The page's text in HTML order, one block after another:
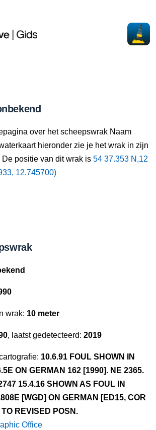
over het scheepswrak Naam
hieronder zie je het wrak in zijn
positie van dit wrak is 54 37.353 N,12
12.745700)
wrak: 10 meter
, laatst gedetecteerd: 2019
10.6.91 FOUL SHOWN IN
ON GERMAN 162 [1990]. NE 2365.
15.4.16 SHOWN AS FOUL IN
[WGD] ON GERMAN [ED15, COR
REVISED POSN.
Office